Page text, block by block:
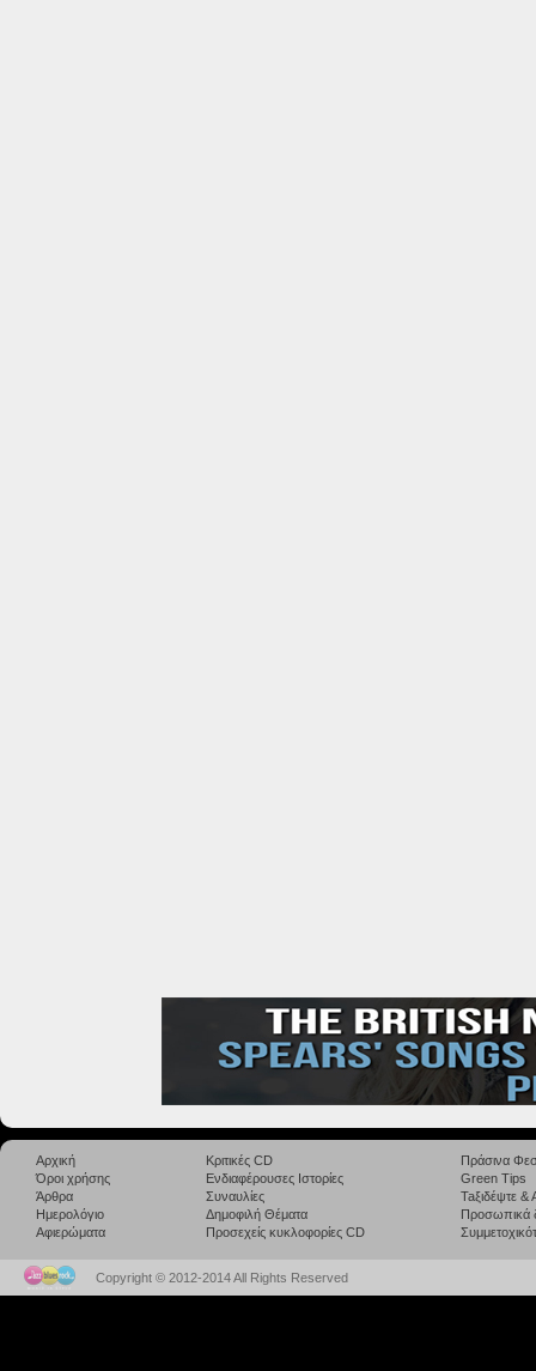
Αρχική
Όροι χρήσης
Άρθρα
Ημερολόγιο
Αφιερώματα
Κριτικές CD
Ενδιαφέρουσες Ιστορίες
Συναυλίες
Δημοφιλή Θέματα
Προσεχείς κυκλοφορίες CD
Πράσινα
Green Tips
Taξιδέψτε
Προσωπικά
Copyright © 2012-2014 All Rights Reserved